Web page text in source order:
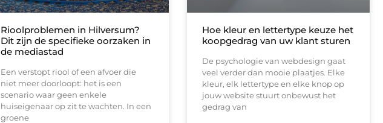
Rioolproblemen in Hilversum?
Dit zijn de specifieke oorzaken in
de mediastad
Een verstopt riool of een afvoer die
niet meer doorloopt: het is een
scenario waar geen enkele
huiseigenaar op zit te wachten. In een
groene
Hoe kleur en lettertype keuze het
koopgedrag van uw klant sturen
De psychologie van webdesign gaat
veel verder dan mooie plaatjes. Elke
kleur, elk lettertype en elke knop op
jouw website stuurt onbewust het
gedrag van